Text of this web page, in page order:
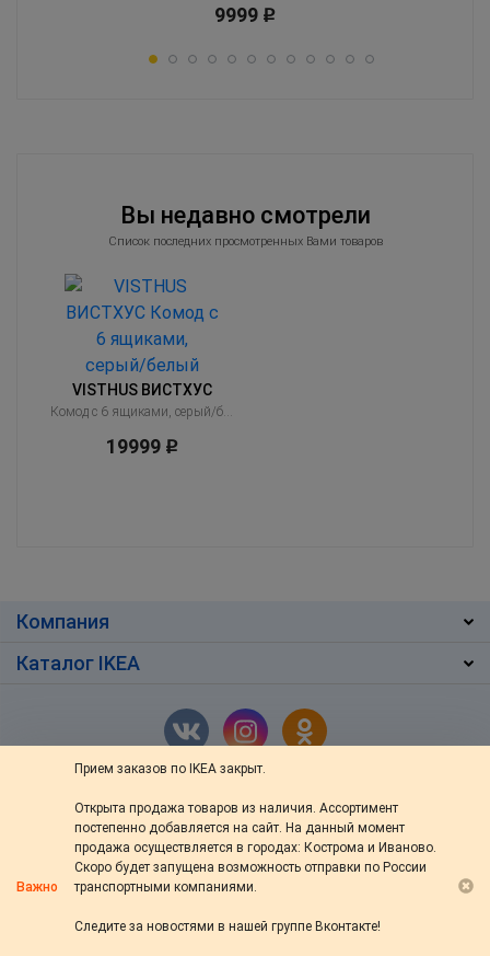
Важно
Прием заказов по IKEA закрыт.
Открыта продажа товаров из наличия. Ассортимент
постепенно добавляется на сайт. На данный момент
продажа осуществляется в городах: Кострома и Иваново.
Скоро будет запущена возможность отправки по России
транспортными компаниями.
Следите за новостями в нашей группе Вконтакте!
9999 Р
Вы недавно смотрели
Список последних просмотренных Вами товаров
VISTHUS ВИСТХУС
Комод с 6 ящиками, серый/белый
19999 Р
Компания
Каталог IKEA
г. Кострома,ул. Ив.Сусанина 48/76
+7 (4942) 46-13-64
пн — вс: с 10:00 до 20:00